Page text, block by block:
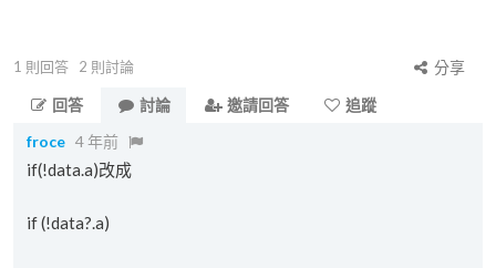
1 則回答 2 則討論
分享
回答
討論 邀請回答
追蹤
froce 4 年前
if(!data.a)改成
if (!data?.a)